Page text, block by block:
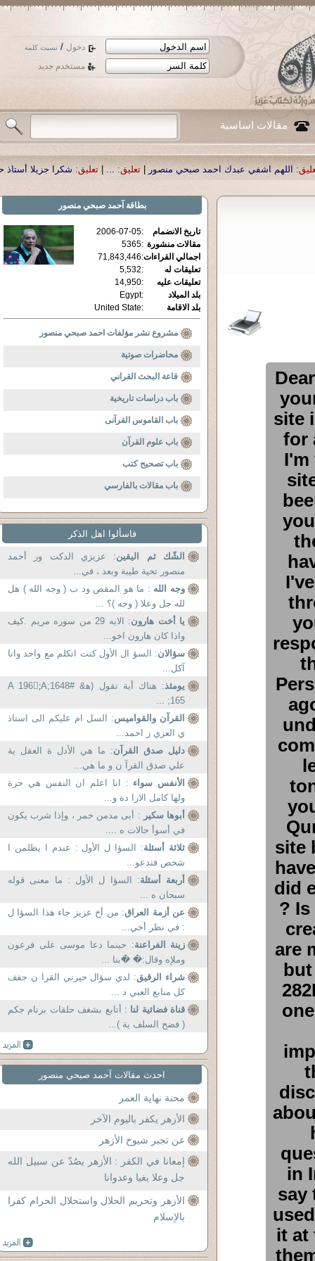
دخول / نسيت كلمة
مستخدم جديد
مقالات اساسية
احمد صبحي منصور|تعليق: ...
|تعليق: شكرا جزيلا أستاذ حمد الحمد .أكرمكم
site
for
I'm
site
did
?
are
in
say
it at
بطاقة آحمد صبحي منصور
تاريخ الانضمام :
2006-07-05
مقالات منشورة :
5365
اجمالي القراءات:
71,843,446
تعليقات له
:
5,532
تعليقات عليه
:
14,950
بلد الميلاد
:
Egypt
بلد الاقامة
:
United State
مشروع نشر مؤلفات احمد صبحي منصور
محاضرات صوتية
قاعة البحث القراني
باب دراسات تاريخية
باب القاموس القرآنى
باب علوم القرآن
باب تصحيح كتب
باب مقالات بالفارسي
فاسألوا اهل الذكر
الشّك ثم اليقين: عزيزي الدكت ور أحمد
منصور تحية طيبة وبعد ، في...
وجه الله : ما هو المقص ود ب ( وجه الله ) هل
لله جل وعلا ( وجه )؟ ...
يا أخت هارون
: الايه 29 من سوره مريم .كيف
واذا كان هارون اخو...
سؤالان: السؤ ال الأول كنت اتكلم مع واحد وانا
آكل...
يومئذ
: هناك أية تقول (ﻫ& #1648;A 196;َA
165; ...
القرآن والقواميس: السل ام عليكم الى استاذ
ي العزي ز احمد...
دليل صدق القرآن: ما هي الأدل ة العقل ية
علي صدق القرآ ن و ما هي...
الأنفس سواء : انا اعلم ان النفس هي حرة
ولها كامل الارا دة و...
أبوها سكير : أبى مدمن خمر ، وإذا شرب يكون
في أسوأ حالات ه ....
ثلاثة أسئلة: السؤا ل الأول : عندم ا يظلمن ا
شخص فندعو...
أربعة أسئلة: السؤا ل الأول : ما معنى قوله
سبحان ه ...
عن أزمة العراق: من أخ عزيز جاء هذا السؤا ل
: في نظر أخي...
زينة الفراعنة: حينما دعا موسى على فرعون
وملإه وقال:� �بنا ...
شراء الرقيق: لدي سؤال حيرني القرا ن جفف
كل منابع العبي د ...
قناة فضائية لنا : أتابع بشغف حلقات برنام جكم
( فضح السلف ية )...
احدث مقالات آحمد صبحي منصور
محنة نهاية العمر
الأزهر يكفر باليوم الآخر
عن تجبر شيوخ الأزهر
إمعانا في الكفر : الأزهر يصُدّ عن سبيل الله
جل وعلا بغيا وعدوانا
الأزهر وتحريم الحلال واستحلال الحرام كفرا
بالإسلام